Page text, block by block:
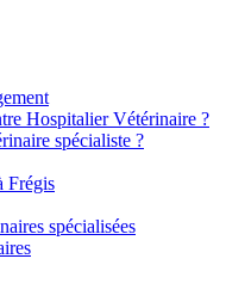
Hospitalier Vétérinaire ?
spécialiste ?
Frégis
spécialisées